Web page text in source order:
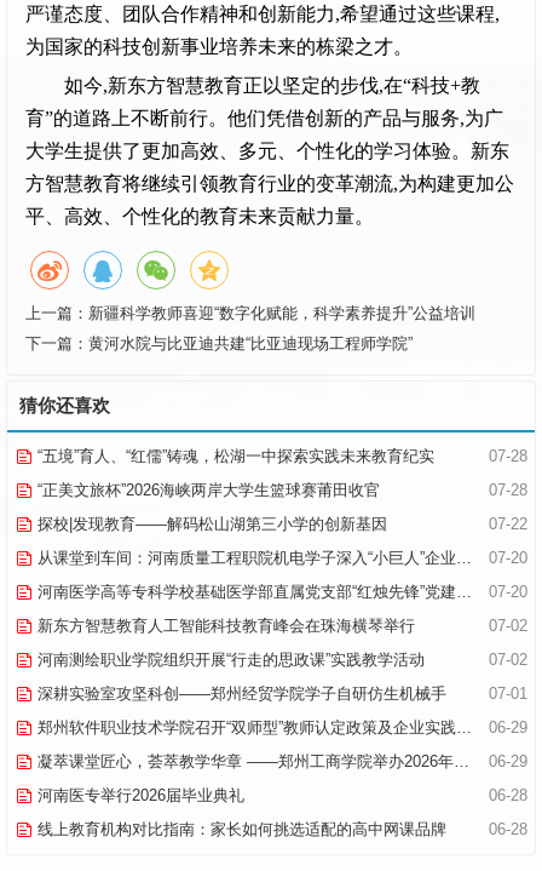
严谨态度、团队合作精神和创新能力,希望通过这些课程,
为国家的科技创新事业培养未来的栋梁之才。
如今,新东方智慧教育正以坚定的步伐,在“科技+教
育”的道路上不断前行。他们凭借创新的产品与服务,为广
大学生提供了更加高效、多元、个性化的学习体验。新东
方智慧教育将继续引领教育行业的变革潮流,为构建更加公
平、高效、个性化的教育未来贡献力量。
上一篇： 新疆科学教师喜迎“数字化赋能，科学素养提升”公益培训
下一篇： 黄河水院与比亚迪共建“比亚迪现场工程师学院”
猜你还喜欢
07-28
“五境”育人、“红儒”铸魂，松湖一中探索实践未来教育纪实
07-28
“正美文旅杯”​2026海峡两岸大学生篮球赛莆田收官
07-22
探校|发现教育——解码松山湖第三小学的创新基因
07-20
从课堂到车间：河南质量工程职院机电学子深入“小巨人”企业，交出8份青春“智造”答卷
07-20
河南医学高等专科学校基础医学部直属党支部“红烛先锋”党建品牌创建纪实
07-02
新东方智慧教育人工智能科技教育峰会在珠海横琴举行
07-02
河南测绘职业学院组织开展“行走的思政课”实践教学活动
07-01
深耕实验室攻坚科创——郑州经贸学院学子自研仿生机械手
06-29
郑州软件职业技术学院召开“双师型”教师认定政策及企业实践专项解读会议
06-29
凝萃课堂匠心，荟萃教学华章 ——郑州工商学院举办2026年优秀教学材料展览会
06-28
河南医专举行2026届毕业典礼
06-28
线上教育机构对比指南：家长如何挑选适配的高中网课品牌